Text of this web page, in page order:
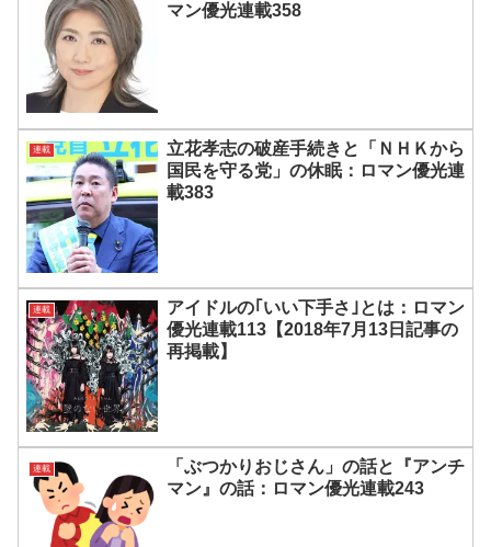
マン優光連載358
連載
立花孝志の破産手続きと「ＮＨＫから
国民を守る党」の休眠：ロマン優光連
載383
連載
アイドルの｢いい下手さ｣とは：ロマン
優光連載113【2018年7月13日記事の
再掲載】
連載
「ぶつかりおじさん」の話と『アンチ
マン』の話：ロマン優光連載243